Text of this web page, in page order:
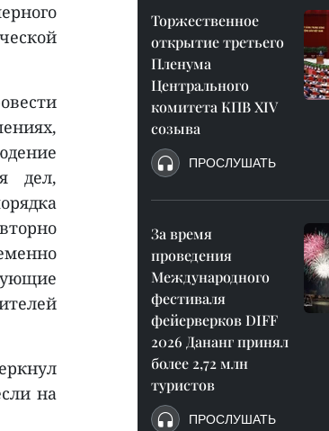
дел,
на
Торжественное
открытие третьего
Пленума
Центрального
комитета КПВ XIV
созыва
ПРОСЛУШАТЬ
За время
проведения
Международного
фестиваля
фейерверков DIFF
2026 Дананг принял
более 2,72 млн
туристов
ПРОСЛУШАТЬ